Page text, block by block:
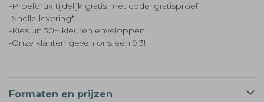
-Proefdruk tijdelijk gratis met code 'gratisproef'
-Snelle levering*
-Kies uit 30+ kleuren enveloppen
-Onze klanten geven ons een 9,3!
Formaten en prijzen